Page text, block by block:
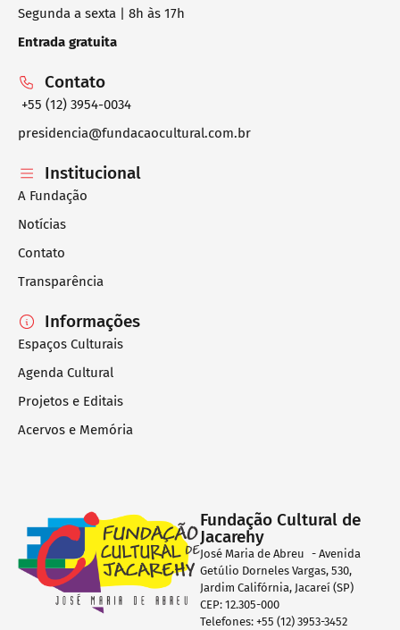
Segunda a sexta | 8h às 17h
Entrada gratuita
Contato
+55 (12) 3954-0034
presidencia@fundacaocultural.com.br
Institucional
A Fundação
Notícias
Contato
Transparência
Informações
Espaços Culturais
Agenda Cultural
Projetos e Editais
Acervos e Memória
Fundação Cultural de
Jacarehy
José Maria de Abreu - Avenida
Getúlio Dorneles Vargas, 530,
Jardim Califórnia, Jacareí (SP)
CEP: 12.305-000
Telefones: +55 (12) 3953-3452